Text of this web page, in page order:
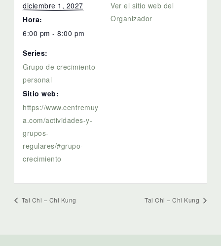
diciembre 1, 2027
Hora:
6:00 pm - 8:00 pm
Series:
Grupo de crecimiento
personal
Sitio web:
https://www.centremuy
a.com/actividades-y-
grupos-
regulares/#grupo-
crecimiento
Ver el sitio web del
Organizador
Tai Chi – Chi Kung Tai Chi – Chi Kung